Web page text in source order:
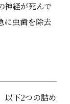
神経が死んで
に虫歯を除去
以下2つの詰め